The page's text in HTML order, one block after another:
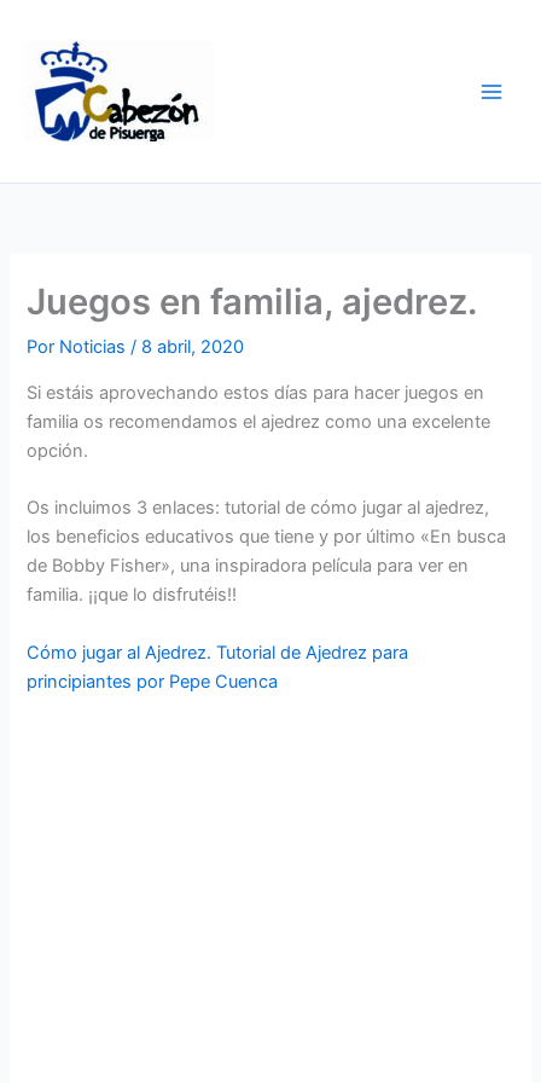
contenido
Juegos en familia, ajedrez.
Por Noticias/ 8 abril, 2020
Si estáis aprovechando estos días para hacer juegos en
familia os recomendamos el ajedrez como una excelente
opción.
Os incluimos 3 enlaces: tutorial de cómo jugar al ajedrez,
los beneficios educativos que tiene y por último «En busca
de Bobby Fisher», una inspiradora película para ver en
familia. ¡¡que lo disfrutéis!!
Cómo jugar al Ajedrez. Tutorial de Ajedrez para
principiantes por Pepe Cuenca